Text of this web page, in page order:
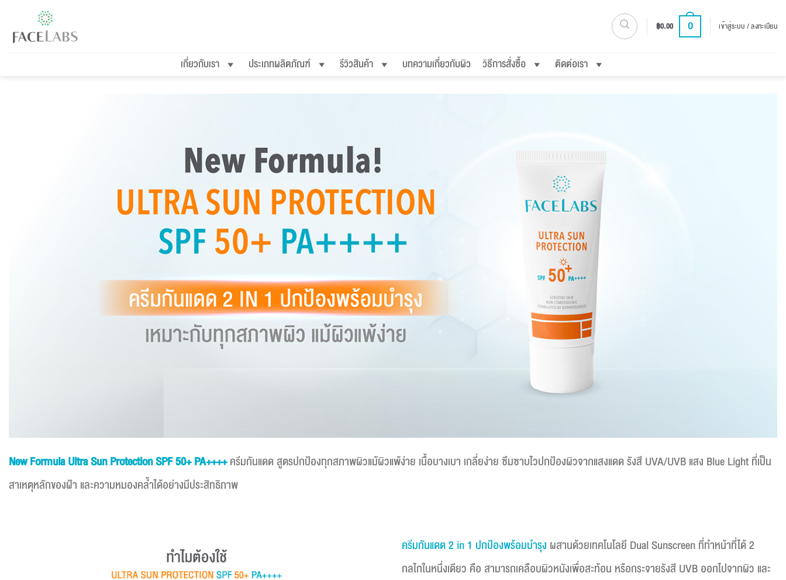
฿0.00 0 เข้าสู่ระบบ / ลงทะเบียน
เกี่ยวกับเรา ประเภทผลิตภัณฑ์ รีวิวสินค้า บทความเกี่ยวกับผิว วิธีการสั่งซื้อ ติดต่อเรา
New Formula Ultra Sun Protection SPF 50+ PA++++ครีมกันแดด สูตรปกป้องทุกสภาพผิวแม้ผิวแพ้ง่าย เนื้อบางเบา เกลี่ยง่าย ซึมซาบไวปกป้องผิวจากแสงแดด รังสี UVA/UVB แสง Blue Light ที่เป็น
สาเหตุหลักของฝ้า และความหมองคล้ำได้อย่างมีประสิทธิภาพ
ครีมกันแดด 2 in 1 ปกป้องพร้อมบำรุง ผสานด้วยเทคโนโลยี Dual Sunscreen ที่ทำหน้าที่ได้ 2
กลไกในหนึ่งเดียว คือ สามารถเคลือบผิวหนังเพื่อสะท้อน หรือกระจายรังสี UVB ออกไปจากผิว และ